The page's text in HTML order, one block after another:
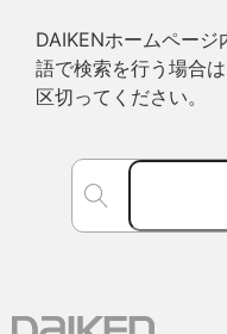
DAIKENホームペー
語で検索を行う場合
区切ってください。